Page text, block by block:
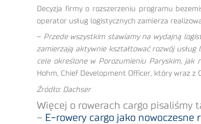
Decyzja firmy o rozszerzeniu programu
operator usług logistycznych zamierza
– Przede wszystkim stawiamy na wydajną
zamierzają aktywnie kształtować rozwój
cele określone w Porozumieniu Paryskim,
Hohm, Chief Development Officer, który wraz
Źródło: Dachser
Więcej o rowerach cargo pisaliśmy
– E-rowery cargo jako